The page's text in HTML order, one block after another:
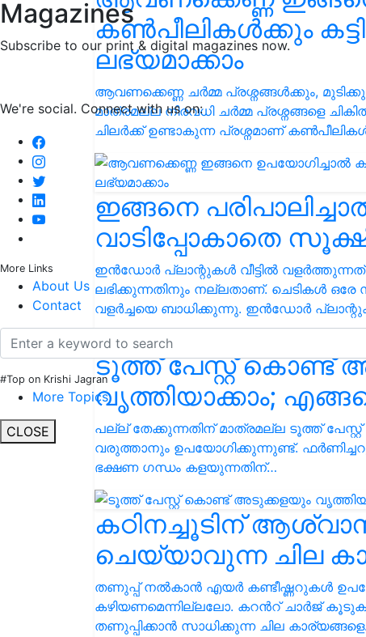
Magazines
Subscribe to our print & digital magazines now.
We're social. Connect with us on:
More Links
About Us
Contact
#Top on Krishi Jagran
More Topics
CLOSE
കൺപീലികൾക്കും
ലഭ്യമാക്കാം
ആവണക്കെണ്ണ ചർമ്മ പ്രശ്നങ്ങൾക്കും,
മാത്രമല്ല നിരവധി ചർമ്മ പ്രശ്നങ്ങളെ
ചിലർക്ക് ഉണ്ടാകുന്ന പ്രശ്നമാണ്
ഇങ്ങനെ
വാടിപ്പോകാതെ
ഇൻഡോർ പ്ലാന്റുകൾ വീട്ടിൽ വളർത്തുന്നത്
ലഭിക്കുന്നതിനും നല്ലതാണ്. ചെടികള്‍
വളര്‍ച്ചയെ ബാധിക്കുന്നു. ഇന്‍ഡോര്‍
ടൂത്ത് പേസ്റ്റ് കൊണ്ട്
വൃത്തിയാക്കാം;
പല്ല് തേക്കുന്നതിന് മാത്രമല്ല ടൂത്ത്
വരുത്താനും ഉപയോഗിക്കുന്നുണ്ട്.
ഭക്ഷണ ഗന്ധം കളയുന്നതിന്…
കഠിനച്ചൂടിന്
ചെയ്യാവുന്ന ചില
തണുപ്പ് നൽകാൻ എയര്‍ കണ്ടീഷ്ണറുകള്‍
കഴിയണമെന്നില്ലലോ. കറൻറ് ചാർജ്
തണുപ്പിക്കാൻ സാധിക്കുന്ന ചില